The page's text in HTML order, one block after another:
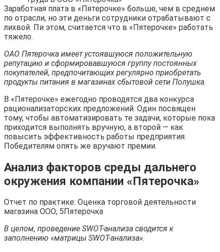
Заработная плата в «Пятерочке» больше, чем в среднем
по отрасли, но эти деньги сотрудники отрабатывают с
лихвой. Пи этом, считается что в «Пятерочке» работать
тяжело.
ОАО Пятерочка имеет устоявшуюся положительную
репутацию и сформировавшуюся группу постоянных
покупателей, предпочитающих регулярно приобретать
продукты питания в магазинах сбытовой сети Полушка.
В «Пятерочке» ежегодно проводятся два конкурса
рационализаторских предложений. Один посвящен
тому, чтобы автоматизировать те задачи, которые пока
приходится выполнять вручную, а второй — как
повысить эффективность работы предприятия.
Победителям опять же вручают премии.
Анализ факторов среды дальнего
окружения компании «Пятерочка»
Отчет по практике: Оценка торговой деятельности
магазина ООО; 5Пятерочка
В целом, проведение SWOT-анализа сводится к
заполнению «матрицы SWOT-анализа».